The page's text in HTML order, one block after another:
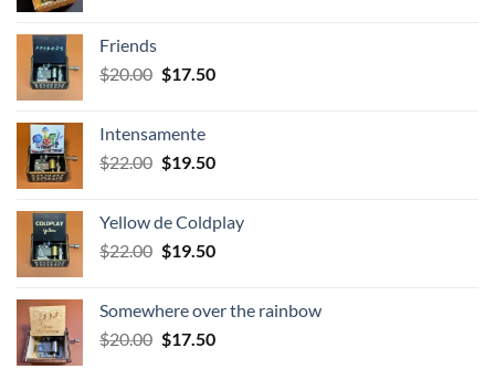
$23.00.$20.95.
Friends
$20.00 El
era:
$20.00.
$17.50El
$17.50.
Intensamente
$22.00 El
era:
$22.00.
$19.50El
es:
$19.50.
Yellow de Coldplay
$22.00 El
era:
$22.00.
$19.50El
es:
$19.50.
Somewhere over the rainbow
$20.00 El
$17.50El